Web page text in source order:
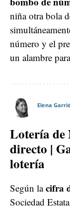
niña otra bola
número y el
un alambre
Elena
Lotería de
directo |
lotería
Según lacifra
Sociedad